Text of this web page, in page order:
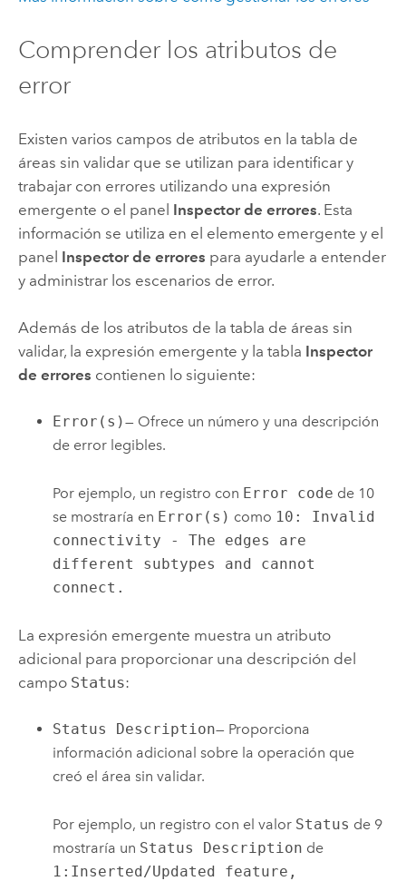
Comprender los atributos de
error
Existen varios campos de atributos en la tabla de
áreas sin validar que se utilizan para identificar y
trabajar con errores utilizando una expresión
emergente o el panel Inspector de errores. Esta
información se utiliza en el elemento emergente y el
panel Inspector de errores para ayudarle a entender
y administrar los escenarios de error.
Además de los atributos de la tabla de áreas sin
validar, la expresión emergente y la tabla Inspector
de errores contienen lo siguiente:
Error(s)— Ofrece un número y una descripción
de error legibles.
Por ejemplo, un registro con Error code de 10
se mostraría en Error(s) como 10: Invalid
connectivity - The edges are
different subtypes and cannot
connect.
La expresión emergente muestra un atributo
adicional para proporcionar una descripción del
campo Status:
Status Description— Proporciona
información adicional sobre la operación que
creó el área sin validar.
Por ejemplo, un registro con el valor Status de 9
mostraría un Status Description de
1:Inserted/Updated feature,